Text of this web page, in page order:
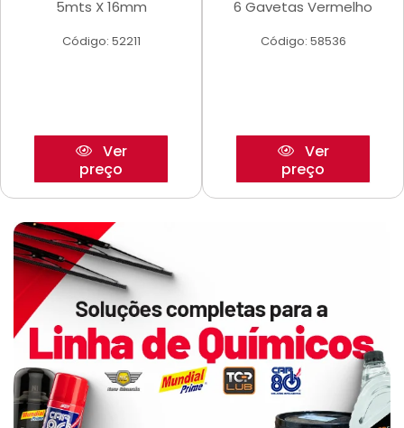
5mts X 16mm
Código: 52211
Ver
preço
6 Gavetas Vermelho
Código: 58536
Ver
preço